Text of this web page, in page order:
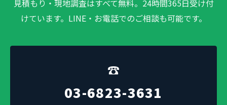
見積もり・現地調査はすべて無料。24時間365日受け付
けています。LINE・お電話でのご相談も可能です。
☎
03-6823-3631